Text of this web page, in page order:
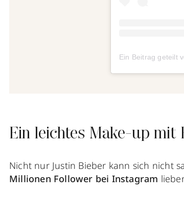
Ein leichtes Make-up mit
Nicht nur Justin Bieber kann sich nicht
Millionen Follower bei Instagram